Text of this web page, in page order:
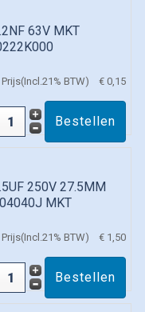
63V MKT
Prijs(Incl.21% BTW) € 0,15
250V 27.5MM
MKT
Prijs(Incl.21% BTW) € 1,50